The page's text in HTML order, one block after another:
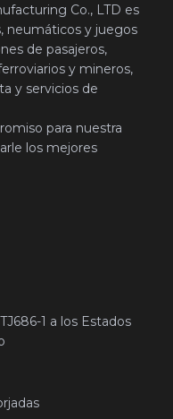
Co., LTD es
neumáticos y juegos
de pasajeros,
y mineros,
y servicios de
para nuestra
los mejores
1 a los Estados